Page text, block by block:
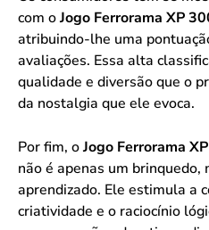
com oJogo Ferrorama XP
atribuindo-lhe uma
avaliações. Essa alta
qualidade e diversão que o
da nostalgia que ele evoca.
Por fim, oJogo Ferrorama
não é apenas um
aprendizado. Ele estimula a
criatividade e o raciocínio